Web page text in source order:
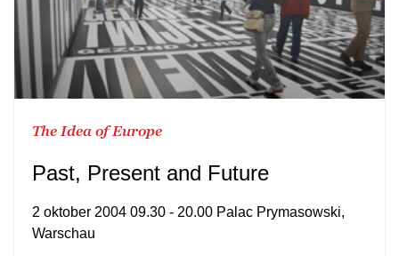
The Idea of Europe
Past, Present and Future
2 oktober 2004 09.30 - 20.00 Palac Prymasowski,
Warschau